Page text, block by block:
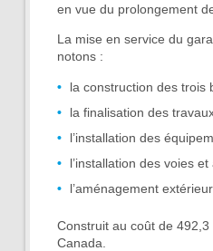
en vue du prolongement
La mise en service du
notons :
la construction des trois
la finalisation des
l’installation des
l’installation des voies
l’aménagement
Construit au coût de
Canada.